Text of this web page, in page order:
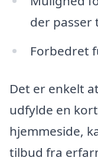
der passer
Forbedret
Det er enkelt
udfylde en
hjemmeside,
tilbud fra